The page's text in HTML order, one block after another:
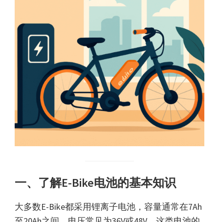
一、了解E-Bike电池的基本知识
大多数E-Bike都采用锂离子电池，容量通常在7Ah